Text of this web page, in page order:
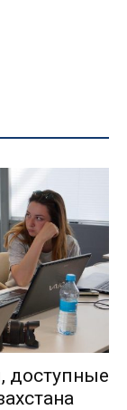
доступные